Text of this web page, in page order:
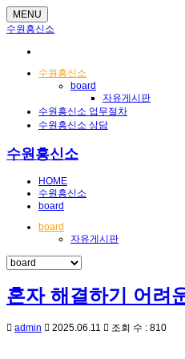
MENU
수원흥신소
수원흥신소
board
자유게시판
수원흥신소 업무절차
수원흥신소 상담
수원흥신소
HOME
수원흥신소
board
board
자유게시판
혼자 해결하기 어려
admin 2025.06.11 조회 수 : 810